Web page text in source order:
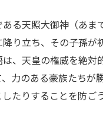
る天照大御神（あま
り立ち、その子孫が
、天皇の権威を絶対
力のある豪族たちが
たりすることを防ご